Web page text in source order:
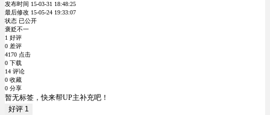
发布时间 15-03-31 18:48:25
最后修改 15-05-24 19:33:07
状态 已公开
褒贬不一
1 好评
0 差评
4170 点击
0 下载
14 评论
0 收藏
0 分享
暂无标签，快来帮UP主补充吧！
好评 1